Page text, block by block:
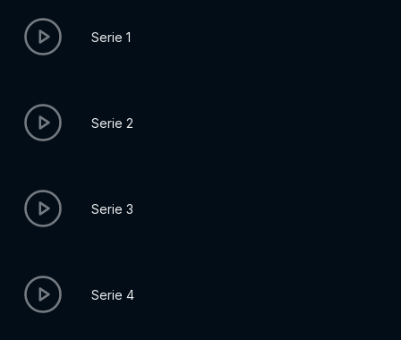
Serie 1
Serie 2
Serie 3
Serie 4